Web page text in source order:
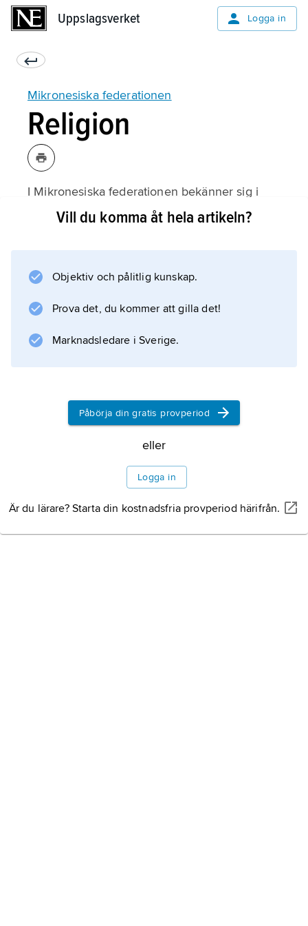
Uppslagsverket Logga in
Mikronesiska federationen
Religion
I Mikronesiska federationen bekänner sig i
stort sett alla till kristendomen. Missionärer
idealen integrerades med den lokala kulturen,
och kyrkan spreds sedan vidare av pohnpeier
spanska kapucinerna
Information om artikeln
Vill du komma åt hela artikeln?
Objektiv och pålitlig kunskap.
Prova det, du kommer att gilla det!
Marknadsledare i Sverige.
Påbörja din gratis provperiod
eller
Logga in
Är du lärare? Starta din kostnadsfria provperiod härifrån.